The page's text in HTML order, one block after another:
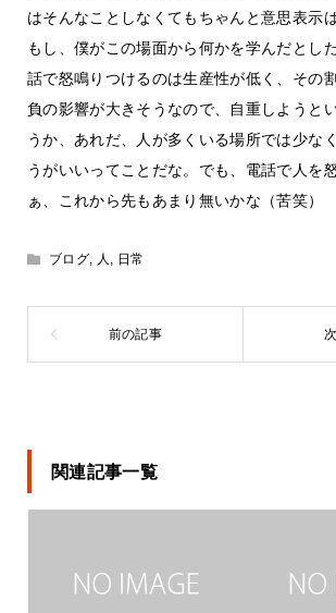
はそんなことしなくてもちゃんと意思表示
もし、僕がこの場面から何かを学んだとし
話で怒鳴りつけるのは生産性が低く、その
負の影響が大きそうなので、自重しようと
うか、あれだ、人が多くいる場所では少な
うがいいってことだな。でも、電話で人を
ぁ、これから先もあまり無いかな（苦笑）
ブログ, 人 , 日常
関連記事一覧